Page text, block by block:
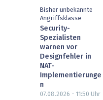
Insurtech
Bisher unbekannte
Angriffsklasse
Security-
Spezialisten
warnen vor
Designfehler in
NAT-
Implementierunge
n
07.08.2026 - 11:50 Uhr